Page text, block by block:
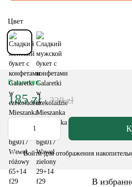
Цвет
В наличии
185 zł 228 zł
% Войтидля отображения
В